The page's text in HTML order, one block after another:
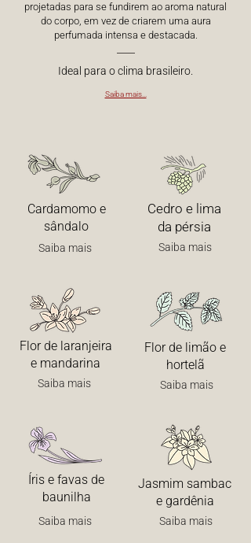
projetadas para se fundirem ao aroma natural
do corpo, em vez de criarem uma aura
perfumada intensa e destacada.
Ideal para o clima brasileiro.
Saiba mais...
Cardamomo e
sândalo
Saiba mais
Cedro e lima
da pérsia
Saiba mais
Flor de laranjeira
e mandarina
Saiba mais
Flor de limão e
hortelã
Saiba mais
Íris e favas de
baunilha
Saiba mais
Jasmim sambac
e gardênia
Saiba mais